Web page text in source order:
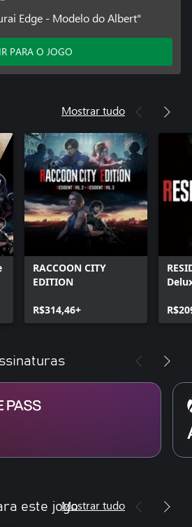
Edge - Modelo do Albert"
IR PARA O JOGO
Mostrar tudo
RACCOON CITY
EDITION
R$314,46+
este jogoMostrar tudo